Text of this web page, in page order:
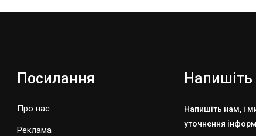
Посилання
Про нас
Реклама
Напишіть нам, і
уточнення